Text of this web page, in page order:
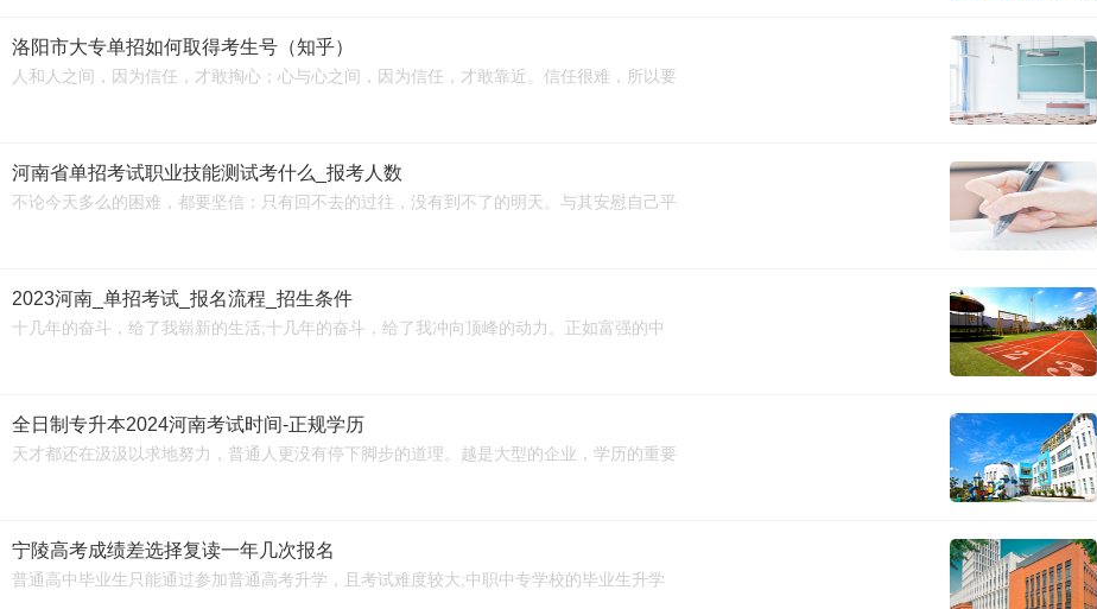
洛阳市大专单招如何取得考生号（知乎）
人和人之间，因为信任，才敢掏心；心与心之间，因为信任，才敢靠近。信任很难，所以要
河南省单招考试职业技能测试考什么_报考人数
不论今天多么的困难，都要坚信：只有回不去的过往，没有到不了的明天。与其安慰自己平
2023河南_单招考试_报名流程_招生条件
十几年的奋斗，给了我崭新的生活;十几年的奋斗，给了我冲向顶峰的动力。正如富强的中
全日制专升本2024河南考试时间-正规学历
天才都还在汲汲以求地努力，普通人更没有停下脚步的道理。越是大型的企业，学历的重要
宁陵高考成绩差选择复读一年几次报名
普通高中毕业生只能通过参加普通高考升学，且考试难度较大;中职中专学校的毕业生升学